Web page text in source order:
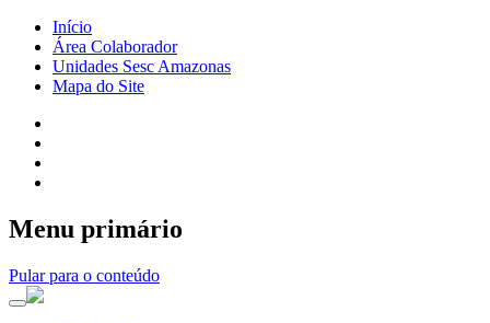
Início
Área Colaborador
Unidades Sesc Amazonas
Mapa do Site
Menu primário
Pular para o conteúdo